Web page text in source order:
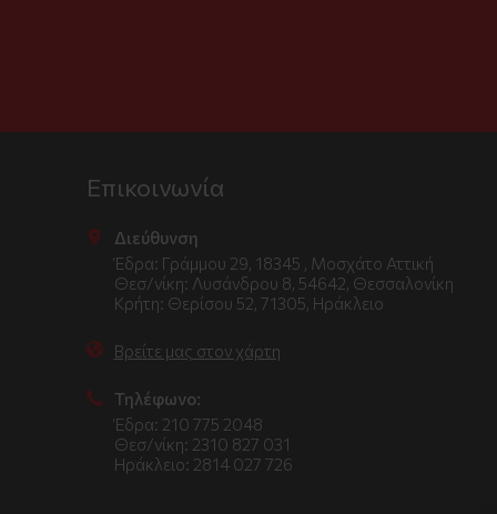
Επικοινωνία
Διεύθυνση
Έδρα: Γράμμου 29, 18345 , Μοσχάτο Αττική
Θεσ/νίκη: Λυσάνδρου 8, 54642, Θεσσαλονίκη
Κρήτη: Θερίσου 52, 71305, Ηράκλειο
Βρείτε μας στον χάρτη
Τηλέφωνο:
Έδρα: 210 775 2048
Θεσ/νίκη: 2310 827 031
Ηράκλειο: 2814 027 726